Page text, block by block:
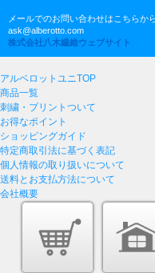
メールでのお問い合わせはこちらか
ask@alberotto.com
株式会社八木繊維ウェブサイト
アルベロットユニTOP
商品一覧
刺繍・プリントついて
お得なポイント
ショッピングガイド
特定商取引法に基づく表記
個人情報の取り扱いについて
送料とお支払方法について
会社概要